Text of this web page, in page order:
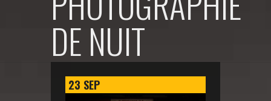
DE NUIT
23 SEP